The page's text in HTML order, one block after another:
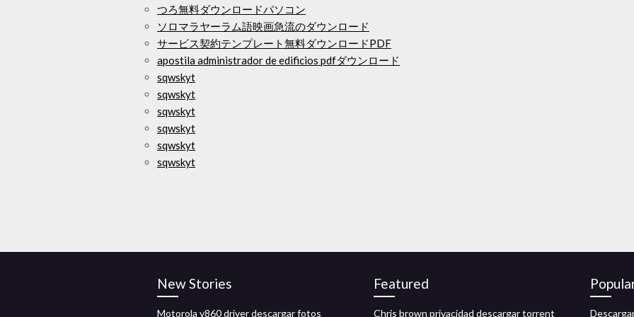
つろ無料ダウンロードパソコン
ソロマラヤーラム語映画急流のダウンロード
サービス契約テンプレート無料ダウンロードPDF
apostila administrador de edificios pdfダウンロード
sqwskyt
sqwskyt
sqwskyt
sqwskyt
sqwskyt
sqwskyt
New Stories
Motorola v860 driver descargar fotos
Featured
Chris brown privacidad descargar torrent